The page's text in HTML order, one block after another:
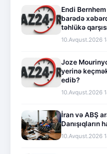
Endi
barədə
təhlükə
10.Avqust.2026
Joze
yerinə
edib?
10.Avqust.2026
İran və ABŞ
Danışıqların
10.Avqust.2026